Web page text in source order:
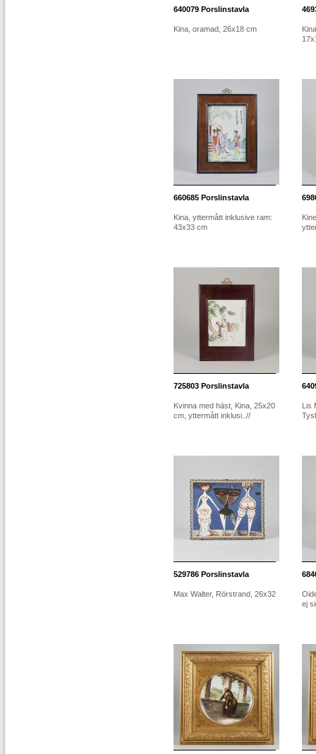
640079 Porslinstavla
Kina, oramad, 26x18 cm
660685 Porslinstavla
Kina, yttermått inklusive ram:
43x33 cm
725803 Porslinstavla
Kvinna med häst, Kina, 25x20
cm, yttermått inklusi..//
Lis
529786 Porslinstavla
Max Walter, Rörstrand, 26x32
ej